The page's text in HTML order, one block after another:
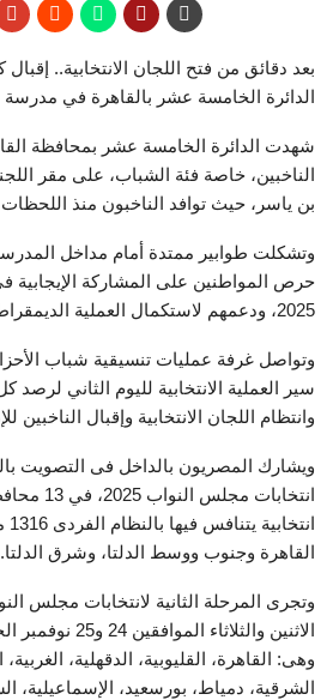
بعد دقائق من فتح اللجان الانتخابية..
الدائرة الخامسة عشر بالقاهرة في مدرسة
شهدت الدائرة الخامسة عشر بمحافظة
الناخبين، خاصة فئة الشباب، على مقر
بن ياسر، حيث توافد الناخبون منذ اللحظات
وتشكلت طوابير ممتدة أمام مداخل
حرص المواطنين على المشاركة الإيجابية
2025، ودعمهم لاستكمال العملية الديمقراطية.
وتواصل غرفة عمليات تنسيقية شباب
سير العملية الانتخابية لليوم الثاني لرصد
وانتظام اللجان الانتخابية وإقبال الناخبين
ويشارك المصريون بالداخل فى التصويت
القاهرة وجنوب ووسط الدلتا، وشرق الدلتا.
وتجرى المرحلة الثانية لانتخابات مجلس
وهى: القاهرة، القليوبية، الدقهلية،
الشرقية، دمياط، بورسعيد،